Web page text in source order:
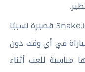
: كل جولة في Snake.io قصيرة نسبيًا
في أي وقت دون
مناسبة للعب أثناء